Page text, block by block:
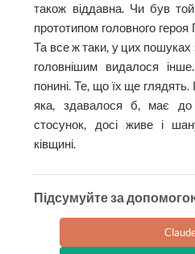
також віддавна. Чи був
прототипом головного героя
Та все ж таки, у цих пошуках
головнішим видалося
понині. Те, що їх ще глядять.
яка, здавалося б, має
стосунок, досі живе і
ківщині.
Підсумуйте за